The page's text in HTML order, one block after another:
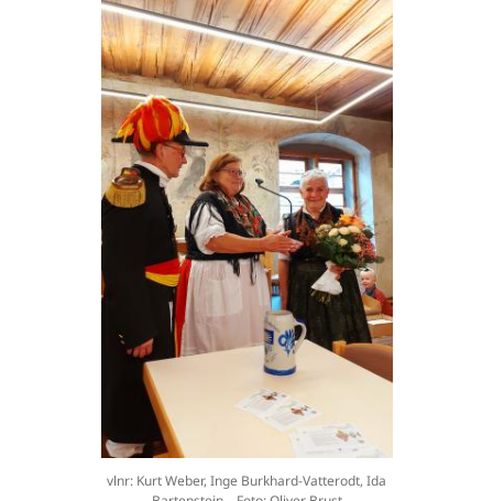
vlnr: Kurt Weber, Inge Burkhard-Vatterodt, Ida